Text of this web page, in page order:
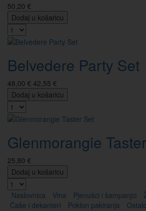
50,20 €
Dodaj u košaricu
Belvedere Party Set
48,00 € 42,55 €
Dodaj u košaricu
Glenmorangie
25,80 €
Dodaj u košaricu
Naslovnica Vina Pjenušci i šampanjci
Čaše i dekanteri
Poklon pakiranja Ostalo